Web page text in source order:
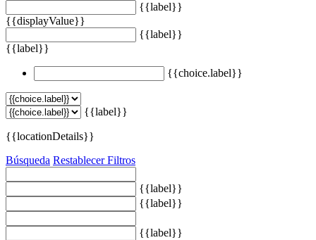
{{label}}
{{displayValue}}
{{label}}
{{label}}
{{choice.label}}
{{label}}
{{locationDetails}}
Búsqueda Restablecer Filtros
{{label}}
{{label}}
{{label}}